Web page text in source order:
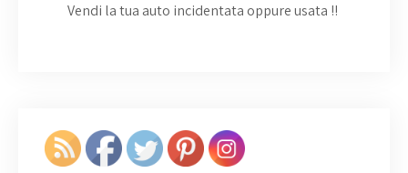
Vendi la tua auto incidentata oppure usata !!